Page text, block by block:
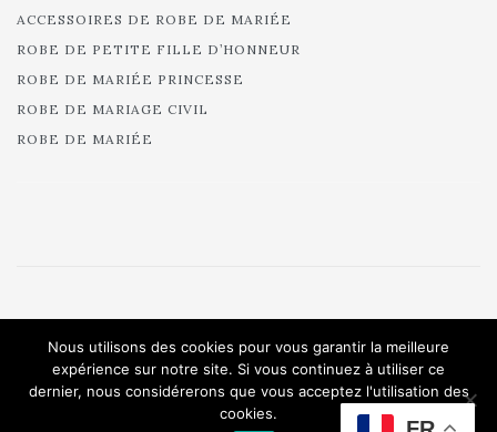
ACCESSOIRES DE ROBE DE MARIÉE
ROBE DE PETITE FILLE D’HONNEUR
ROBE DE MARIÉE PRINCESSE
ROBE DE MARIAGE CIVIL
ROBE DE MARIÉE
All rights reserved.
Nous utilisons des cookies pour vous garantir la meilleure
expérience sur notre site. Si vous continuez à utiliser ce
dernier, nous considérerons que vous acceptez l'utilisation des
cookies.